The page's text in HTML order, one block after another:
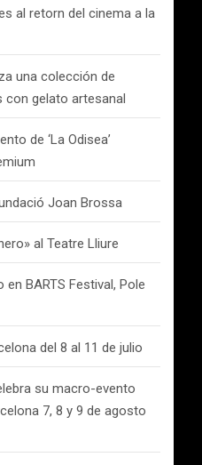
al retorn del cinema a la
una colección de
con gelato artesanal
de ‘La Odisea’
Joan Brossa
al Teatre Lliure
en BARTS Festival, Pole
del 8 al 11 de julio
su macro-evento
7, 8 y 9 de agosto